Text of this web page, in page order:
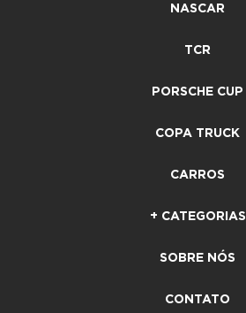
NASCAR
TCR
PORSCHE CUP
COPA TRUCK
CARROS
+ CATEGORIAS
SOBRE NÓS
CONTATO